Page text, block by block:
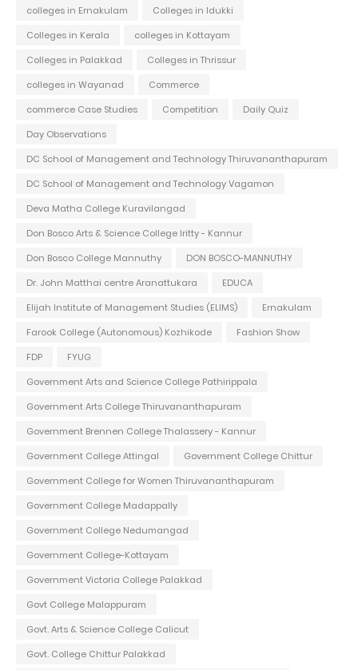
colleges in Ernakulam
Colleges in Idukki
Colleges in Kerala
colleges in Kottayam
Colleges in Palakkad
Colleges in Thrissur
colleges in Wayanad
Commerce
commerce Case Studies
Competition
Daily Quiz
Day Observations
DC School of Management and Technology Thiruvananthapuram
DC School of Management and Technology Vagamon
Deva Matha College Kuravilangad
Don Bosco Arts & Science College Iritty - Kannur
Don Bosco College Mannuthy
DON BOSCO-MANNUTHY
Dr. John Matthai centre Aranattukara
EDUCA
Elijah Institute of Management Studies (ELIMS)
Ernakulam
Farook College (Autonomous) Kozhikode
Fashion Show
FDP
FYUG
Government Arts and Science College Pathirippala
Government Arts College Thiruvananthapuram
Government Brennen College Thalassery - Kannur
Government College Attingal
Government College Chittur
Government College for Women Thiruvananthapuram
Government College Madappally
Government College Nedumangad
Government College-Kottayam
Government Victoria College Palakkad
Govt College Malappuram
Govt. Arts & Science College Calicut
Govt. College Chittur Palakkad